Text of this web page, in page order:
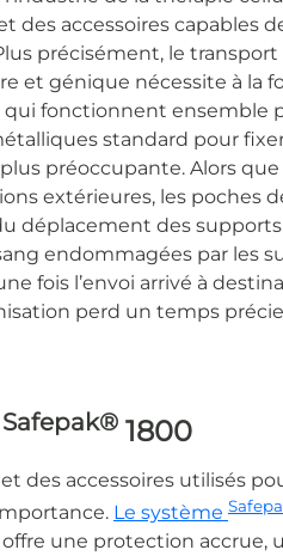
des accessoires capables
précisément, le
et génique nécessite à la
qui fonctionnent ensemble
standard pour
préoccupante. Alors
extérieures, les poches
déplacement des
endommagées par les
fois l’envoi arrivé à
perd un temps
Safepak® 1800
des accessoires utilisés
Le système
une protection accrue,